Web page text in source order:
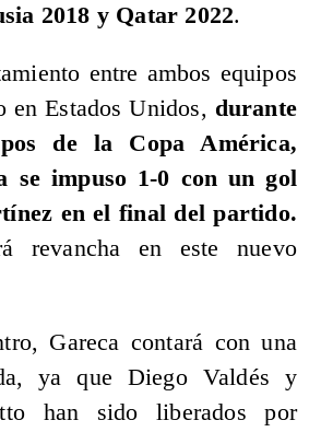
2018 y Qatar 2022.
entre ambos equipos
en Estados Unidos, durante
de la Copa América,
se impuso 1-0 con un gol
en el final del partido.
revancha en este nuevo
Gareca contará con una
ya que Diego Valdés y
han sido liberados por